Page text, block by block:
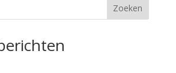
Zoeken